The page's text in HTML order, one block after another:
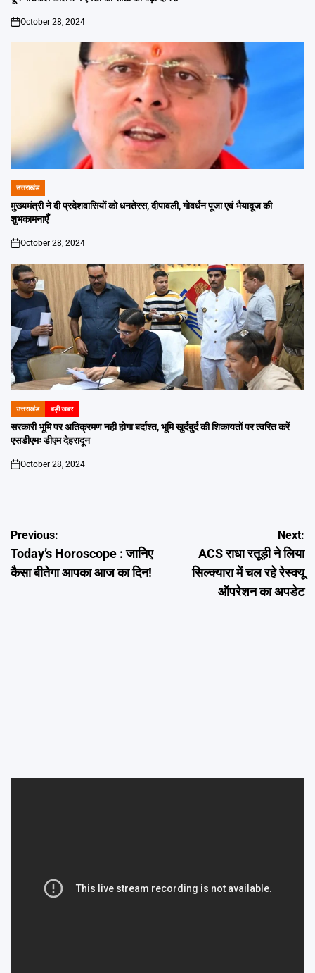
on
October 28, 2024
POSTED
IN
उत्तराखंड
मुख्यमंत्री ने दी प्रदेशवासियों को धनतेरस, दीपावली, गोवर्धन पूजा एवं भैयादूज की
शुभकामनाएँ
on
October 28, 2024
POSTED
IN
उत्तराखंड बड़ी खबर
सरकारी भूमि पर अतिक्रमण नही होगा बर्दाश्त, भूमि खुर्दबुर्द की शिकायतों पर त्वरित करें
एसडीएमः डीएम देहरादून
on
October 28, 2024
Post
navigation
Previous:
Today’s Horoscope : जानिए
कैसा बीतेगा आपका आज का दिन!
Next:
ACS राधा रतूड़ी ने लिया
सिल्क्यारा में चल रहे रेस्क्यू
ऑपरेशन का अपडेट